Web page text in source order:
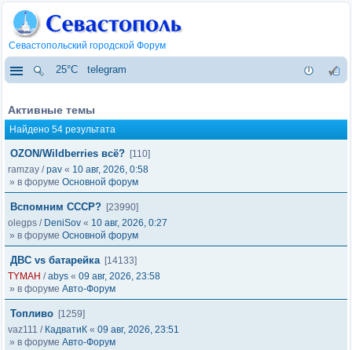
Севастопольский городской Форум
25°C telegram
Активные темы
Найдено 54 результата
OZON/Wildberries всё? [110]
ramzay /pav « 10 авг, 2026, 0:58
» в форуме Основной форум
Вспомним СССР? [23990]
olegps / DeniSov « 10 авг, 2026, 0:27
» в форуме Основной форум
ДВС vs батарейка [14133]
TYMAH /abys « 09 авг, 2026, 23:58
» в форуме Авто-Форум
Топливо [1259]
vaz111 / КадватиК « 09 авг, 2026, 23:51
» в форуме Авто-Форум